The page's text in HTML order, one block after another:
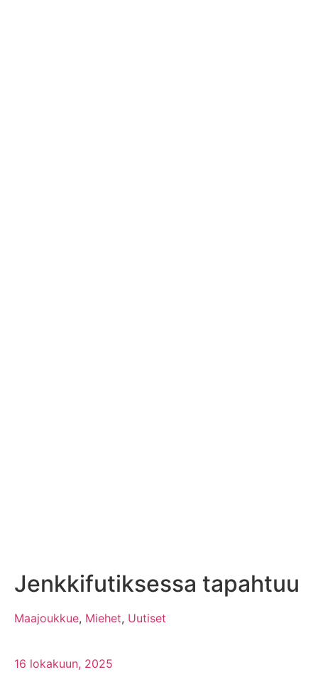
Jenkkifutiksessa tapahtuu
Maajoukkue, Miehet, Uutiset
16 lokakuun, 2025